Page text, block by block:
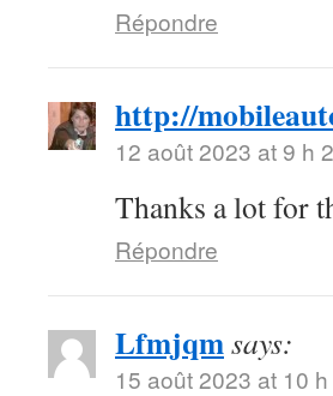
Répondre
http://
12 août 2023 at 9 h
Thanks a lot for
Répondre
Lfmjqmsays:
15 août 2023 at 10